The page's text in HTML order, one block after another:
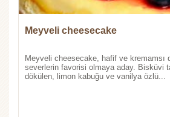
Meyveli cheesecake
Meyveli cheesecake, hafif ve kremamsı
severlerin favorisi olmaya aday. Bisküvi
dökülen, limon kabuğu ve vanilya özlü...